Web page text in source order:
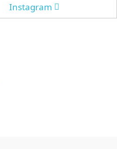
Instagram
DEI